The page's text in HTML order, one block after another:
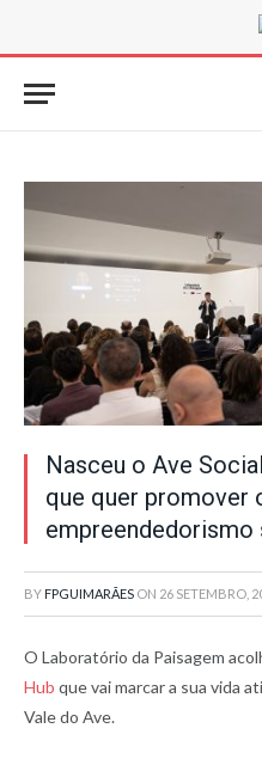
Nasceu o Ave
que quer promover
empreendedorismo
BY FPGUIMARÃES ON 26 SETEMBRO,
O Laboratório da Paisagem
Hub que vai marcar a sua vida
Vale do Ave.